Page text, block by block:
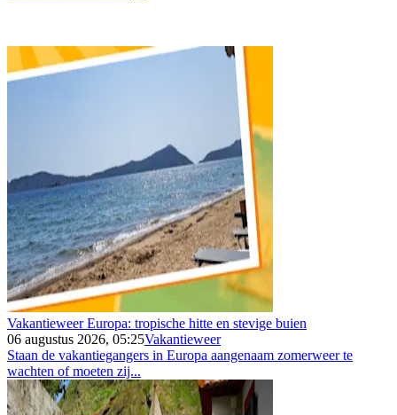
Vakantieweer Europa: tropische hitte en stevige buien
06 augustus 2026, 05:25Vakantieweer
Staan de vakantiegangers in Europa aangenaam zomerweer te
wachten of moeten zij...